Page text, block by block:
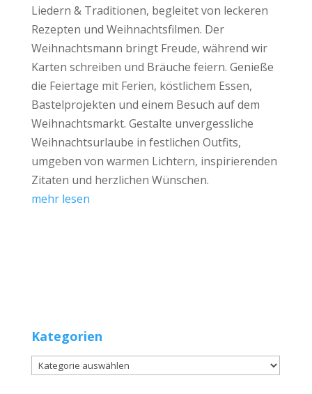
Liedern & Traditionen, begleitet von leckeren
Rezepten und Weihnachtsfilmen. Der
Weihnachtsmann bringt Freude, während wir
Karten schreiben und Bräuche feiern. Genieße
die Feiertage mit Ferien, köstlichem Essen,
Bastelprojekten und einem Besuch auf dem
Weihnachtsmarkt. Gestalte unvergessliche
Weihnachtsurlaube in festlichen Outfits,
umgeben von warmen Lichtern, inspirierenden
Zitaten und herzlichen Wünschen.
mehr lesen
Kategorien
Kategorien